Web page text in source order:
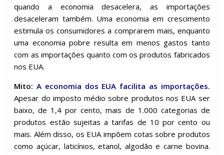
quando a economia desacelera, as importações
desaceleram também. Uma economia em crescimento
estimula os consumidores a comprarem mais, enquanto
uma economia pobre resulta em menos gastos tanto
com as importações quanto com os produtos fabricados
nos EUA.
Mito:A economia dos EUA facilita as importações.
Apesar do imposto médio sobre produtos nos EUA ser
baixo, de 1,4 por cento, mais de 1.000 categorias de
produtos estão sujeitas a tarifas de 10 por cento ou
mais. Além disso, os EUA impõem cotas sobre produtos
como açúcar, laticínios, etanol, algodão e carne bovina.